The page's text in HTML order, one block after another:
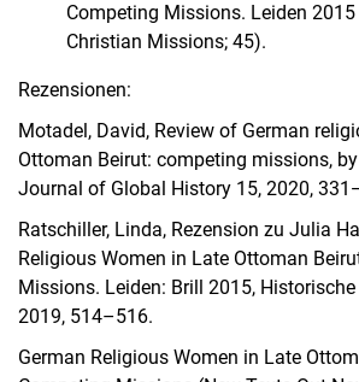
Competing Missions. Leiden
Christian Missions; 45).
Rezensionen:
Motadel, David, Review of German
Ottoman Beirut: competing missions,
Journal of Global History 15, 2020,
Ratschiller, Linda, Rezension zu Julia
Religious Women in Late Ottoman
Missions. Leiden: Brill 2015,
2019, 514–516.
German Religious Women in Late